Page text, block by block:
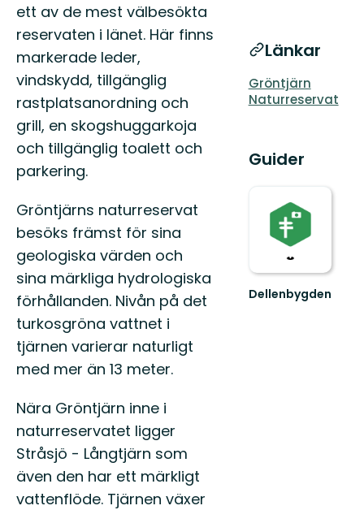
ett av de mest välbesökta
reservaten i länet. Här finns
markerade leder,
vindskydd, tillgänglig
rastplatsanordning och
grill, en skogshuggarkoja
och tillgänglig toalett och
parkering.
Gröntjärns naturreservat
besöks främst för sina
geologiska värden och
sina märkliga hydrologiska
förhållanden. Nivån på det
turkosgröna vattnet i
tjärnen varierar naturligt
med mer än 13 meter.
Nära Gröntjärn inne i
naturreservatet ligger
Stråsjö - Långtjärn som
även den har ett märkligt
vattenflöde. Tjärnen växer
Länkar
Gröntjärn
Naturreservat
Guider
Dellenbygden